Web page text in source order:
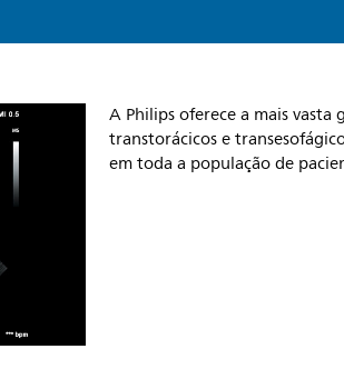
A Philips oferece a mais
transtorácicos e
em toda a população de